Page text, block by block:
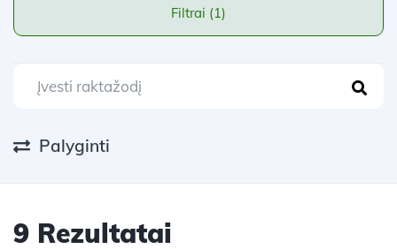
Filtrai (1)
Palyginti
9 Rezultatai